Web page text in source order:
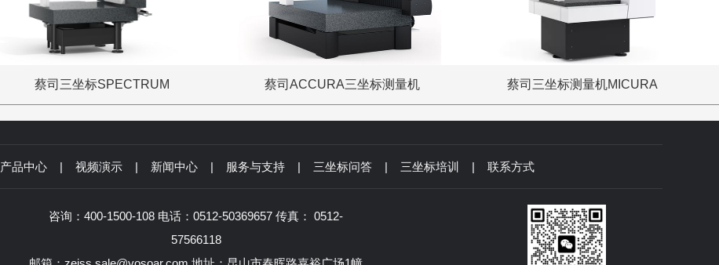
蔡司三坐标SPECTRUM 蔡司ACCURA三坐标测量机 蔡司三坐标测量机MICURA
产品中心 | 视频演示 | 新闻中心 | 服务与支持 | 三坐标问答 | 三坐标培训 | 联系方式
咨询：400-1500-108 电话：0512-50369657 传真： 0512-
57566118